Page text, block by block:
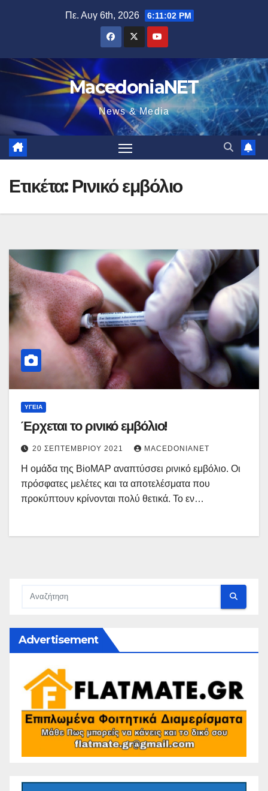
Πε. Αυγ 6th, 2026 6:11:03 PM
MacedoniaNET
News & Media
Ετικέτα: Ρινικό εμβόλιο
ΥΓΕΊΑ
Έρχεται το ρινικό εμβόλιο!
20 ΣΕΠΤΕΜΒΡΊΟΥ 2021 MACEDONIANET
Η ομάδα της BioMAP αναπτύσσει ρινικό εμβόλιο. Οι
πρόσφατες μελέτες και τα αποτελέσματα που
προκύπτουν κρίνονται πολύ θετικά. Το εν…
Advertisement